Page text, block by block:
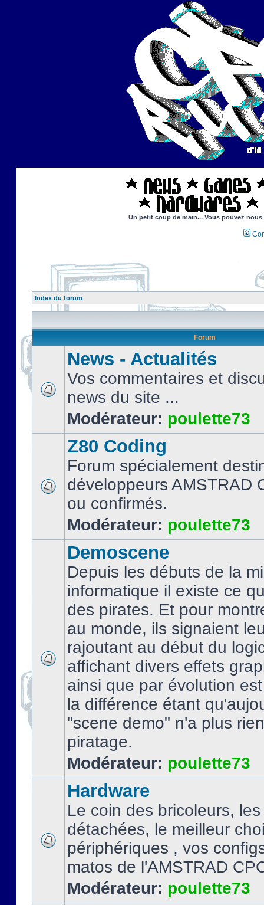
Un petit coup de main... Vous pouvez
Index du forum
Forum
News - Actualités
Vos commentaires et
news du site ...
Modérateur: poulette73
Z80 Coding
Forum spécialement
développeurs AMSTRAD
ou confirmés.
Modérateur: poulette73
Demoscene
Depuis les débuts de la
informatique il existe ce
des pirates. Et pour
au monde, ils signaient
rajoutant au début du
affichant divers effets
ainsi que par évolution
la différence étant
"scene demo" n'a plus
piratage.
Modérateur: poulette73
Hardware
Le coin des bricoleurs,
détachées, le meilleur
périphériques , vos
matos de l'AMSTRAD
Modérateur: poulette73